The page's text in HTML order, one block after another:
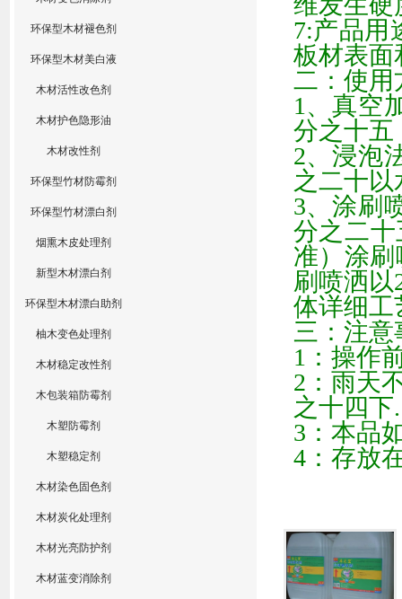
环保型木材褪色剂
环保型木材美白液
木材活性改色剂
木材护色隐形油
木材改性剂
环保型竹材防霉剂
环保型竹材漂白剂
烟熏木皮处理剂
新型木材漂白剂
环保型木材漂白助剂
柚木变色处理剂
木材稳定改性剂
木包装箱防霉剂
木塑防霉剂
木塑稳定剂
木材染色固色剂
木材炭化处理剂
木材光亮防护剂
木材蓝变消除剂
7:产品用
板材表面
二：使用
1 、真空
分之十五
2、浸泡
之二十
3、涂刷
分之二十
准）涂
刷喷洒以
体详细工
三：注意
1 ：操作
2 ：雨天
之十四下
3 ：本品
4：存放